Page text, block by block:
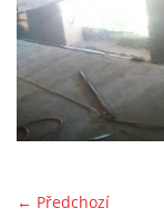
← Předchozí